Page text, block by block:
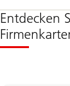
Entdecken